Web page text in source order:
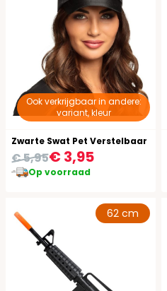
Ook verkrijgbaar in andere:
variant, kleur
Zwarte Swat Pet Verstelbaar
€ 3,95
€ 5,95
Op voorraad
62 cm